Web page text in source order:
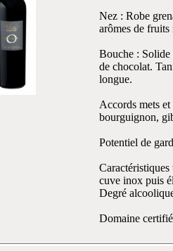
Nez : Robe
arômes de fruits
Bouche : Solide
de chocolat.
longue.
Accords mets
bourguignon,
Potentiel de
Caractéristiques
cuve inox puis
Degré
Domaine